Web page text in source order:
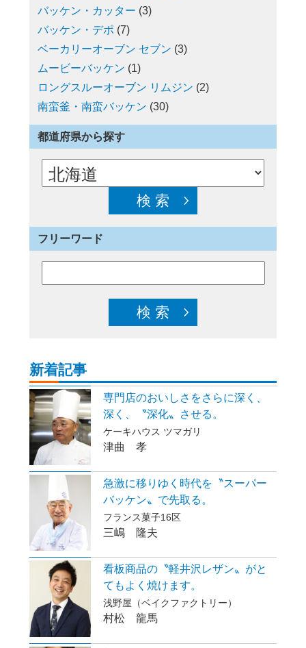
バッケン・カッター (3)
バッケン・デポ (7)
ベーカリーオーブン セブン (3)
ムービーバッケン (1)
ロングスルーオーブン リムジン (2)
南蛮釜・南蛮バッケン (30)
都道府県から探す
フリーワード
新着記事
専門店のおいしさをさらに深く、
深く、〝深化〟させる。
ケーキハウス ツマガリ
津曲 孝
急激に移りゆく時代を〝スーパー
バッケン〟で先取る。
フランス菓子16区
三嶋 隆夫
看板商品の〝軽井沢レザン〟がと
てもよく焼けます。
浅野屋（ベイクファクトリー）
村松 龍馬